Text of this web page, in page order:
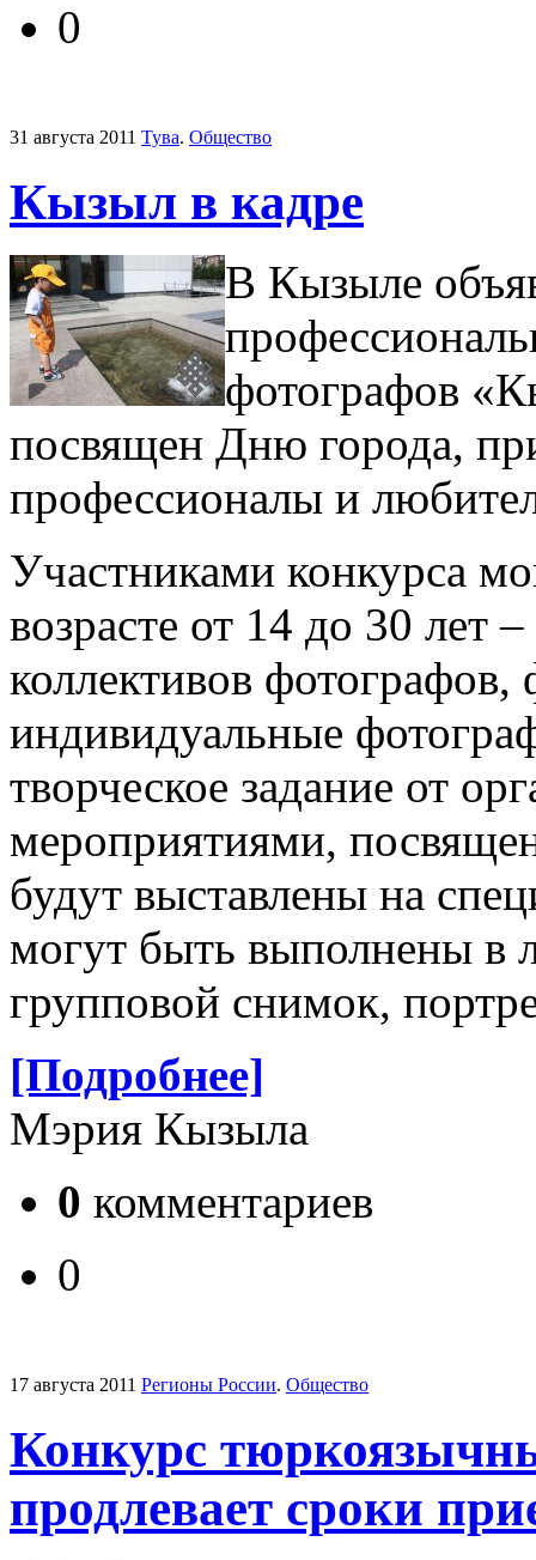
0
31 августа 2011 Тува. Общество
Кызыл в кадре
В Кызыле
фотографов
посвящен Дню города,
профессионалы и
Участниками конкурса
возрасте от 14 до 30 лет
коллективов фотографов,
индивидуальные
творческое задание от
мероприятиями,
будут выставлены на
могут быть выполнены в
групповой снимок,
[Подробнее]
Мэрия Кызыла
0 комментариев
0
17 августа 2011 Регионы России. Общество
Конкурс
продлевает сроки